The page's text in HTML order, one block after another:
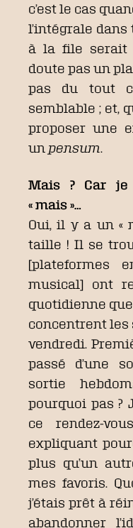
c’est le cas
l’intégrale
à la file serait
doute pas un
pas du tout
semblable ; et,
proposer une
un pensum.
Mais ? Car
« mais »…
Oui, il y a un «
taille ! Il se
[plateformes
musical] ont
quotidienne
concentrent les
vendredi.
passé d’une
sortie
pourquoi pas ?
ce rendez-
expliquant
plus qu’un
mes favoris.
j’étais prêt à
abandonner